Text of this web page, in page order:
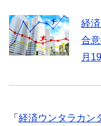
経
合
月
「 経済ウンタラカン